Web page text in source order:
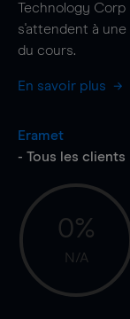
Technology Corp
s'attendent à une
du cours.
En savoir plus
Eramet
- Tous les clients
0%
N/A